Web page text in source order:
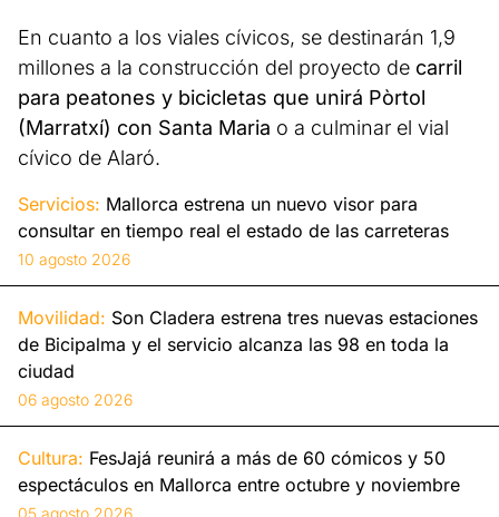
En cuanto a los viales cívicos, se destinarán 1,9
millones a la construcción del proyecto de carril
para peatones y bicicletas que unirá Pòrtol
(Marratxí) con Santa Maria o a culminar el vial
cívico de Alaró.
Servicios: Mallorca estrena un nuevo visor para
consultar en tiempo real el estado de las carreteras
10 agosto 2026
Movilidad: Son Cladera estrena tres nuevas estaciones
de Bicipalma y el servicio alcanza las 98 en toda la
ciudad
06 agosto 2026
Cultura: FesJajá reunirá a más de 60 cómicos y 50
espectáculos en Mallorca entre octubre y noviembre